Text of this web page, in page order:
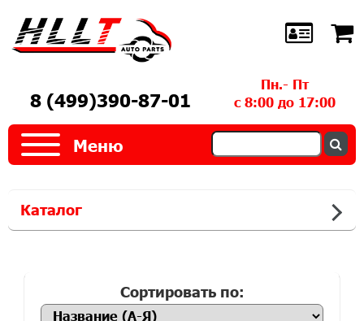
8 (499)390-87-01
Пн.- Пт
с 8:00 до 17:00
Меню
Каталог
Сортировать по: